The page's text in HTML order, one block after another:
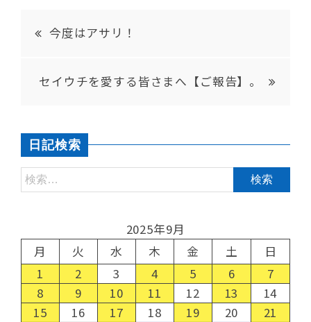
今度はアサリ！
セイウチを愛する皆さまへ【ご報告】。
日記検索
2025年9月
月
火 水 木 金 土
日
1
2 3 4 5 6
7
8
9 10 11 12 13
14
15
16 17 18 19 20
21